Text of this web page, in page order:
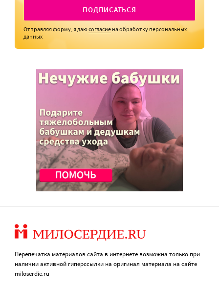
ПОДПИСАТЬСЯ
Отправляя форму, я даюсогласие на обработку персональных
данных
Перепечатка материалов сайта в интернете возможна только при
наличии активной гиперссылки на оригинал материала на сайте
miloserdie.ru